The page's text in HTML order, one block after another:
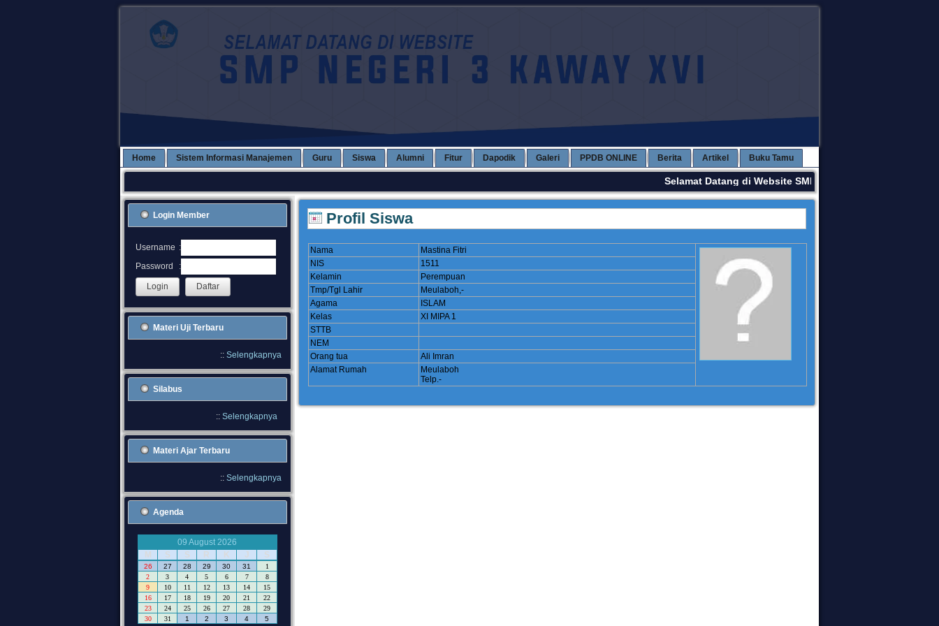
Home Sistem Informasi Manajemen Guru Siswa Alumni Fitur Dapodik Galeri PPDB ONLINE Berita Artikel Buku Tamu
Selamat Datang di Website SMPN 3 KAWAY XVI. Terima
Login Member
Username :
Password
:
Materi Uji Terbaru
:: Selengkapnya
Silabus
:: Selengkapnya
Materi Ajar Terbaru
:: Selengkapnya
Agenda
09 August 2026
M
S S R K J S
26 27 28 29 30 31
1
2
3 4 5 6 7
8
9
10 11 12 13 14
15
16
17 18 19 20 21
22
23
24 25 26 27 28
29
30
31 1 2 3 4 5
Profil Siswa
Nama
Mastina Fitri
NIS
1511
Kelamin
Perempuan
Tmp/Tgl Lahir
Meulaboh,-
Agama
ISLAM
Kelas
XI MIPA 1
STTB
NEM
Orang tua
Ali Imran
Alamat Rumah
Meulaboh
Telp.-